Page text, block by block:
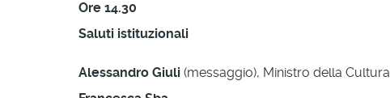
Ore 14.30
Saluti istituzionali
Alessandro Giuli (messaggio), Ministro della Cultura